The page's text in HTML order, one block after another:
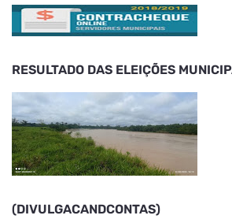
RESULTADO DAS ELEIÇÕES
(DIVULGACANDCONTAS)